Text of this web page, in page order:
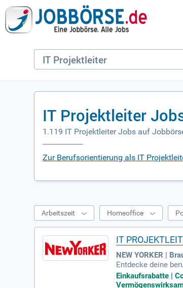
IT Projektleiter
1.119 IT Projektleiter Jobs auf
Zur Berufsorientierung als IT
Arbeitszeit Homeoffice
IT
NEW YORKER |
Entdecke deine
weit. Wir suchen
i uns hast du die
Einkaufsrabatte |